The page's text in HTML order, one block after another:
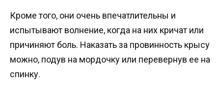
Кроме того, они очень впечатлительны и
испытывают волнение, когда на них кричат или
причиняют боль. Наказать за провинность крысу
можно, подув на мордочку или перевернув ее на
спинку.